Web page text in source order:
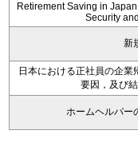
Retirement Saving in
Security
新
日本における正社員の企
要因，及び
ホームヘルパー